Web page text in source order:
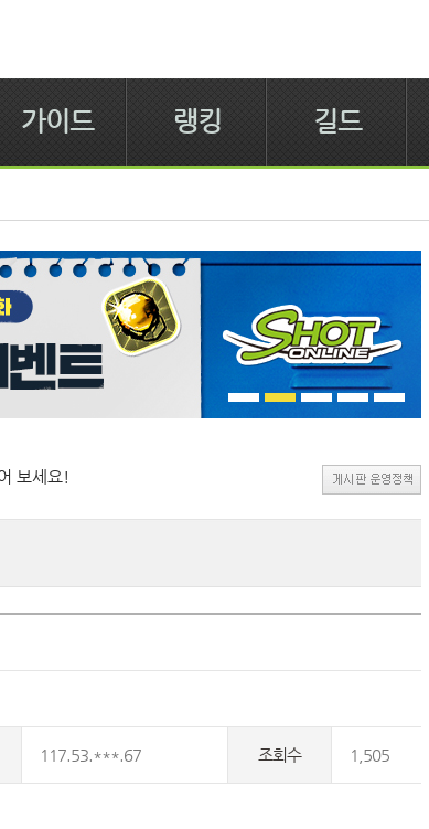
가이드 랭킹 길드
보세요!
117.53.***.67 조회수 1,505